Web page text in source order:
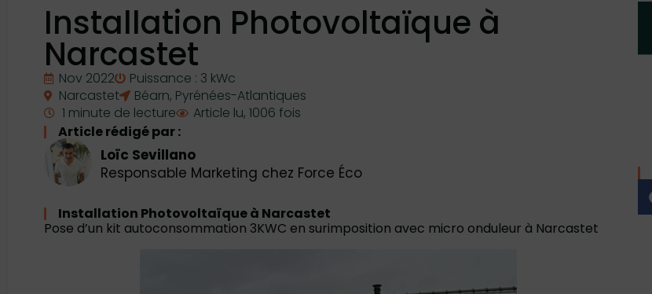
Installation Photovoltaïque à
Narcastet
Nov 2022
Puissance : 3 kWc
Narcastet
Béarn, Pyrénées-Atlantiques
1 minute de lecture
Article lu, 1006 fois
Article rédigé par :
Loïc Sevillano
Responsable Marketing chez Force Éco
Installation Photovoltaïque à Narcastet
Pose d’un kit autoconsommation 3KWC en surimposition avec micro onduleur à Narcastet